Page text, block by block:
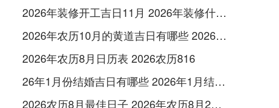
2026年装修开工吉日11月 2026年装修什么时候开工
2026年农历10月的黄道吉日有哪些 2026年农历10月26黄道吉日
2026年农历8月日历表 2026农历816
26年1月份结婚吉日有哪些 2026年1月结婚最佳日
2026农历8月最佳日子 2026年农历8月26日是多少号